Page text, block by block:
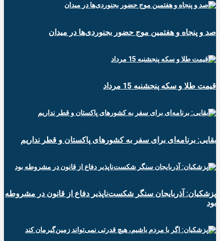
صد و پنجاه و هفتمین موج حضور بجنوردی‌ها در میدان
قیمت طلا و سکه پنجشنبه 15 مرداد
بقایی: برنامه‌ای برای سفر به کشورهای پاکستان و قطر نداریم
پزشکیان: آذربایجان سنگر شکست‌ناپذیر دفاع از قانون در مشروطه
بود